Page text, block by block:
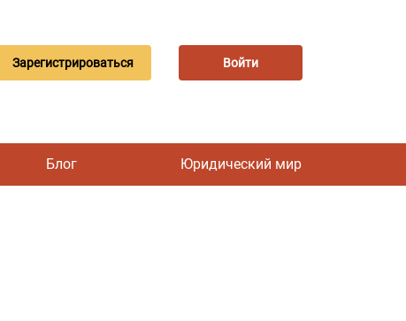
Зарегистрироваться Войти
Блог Юридический мир